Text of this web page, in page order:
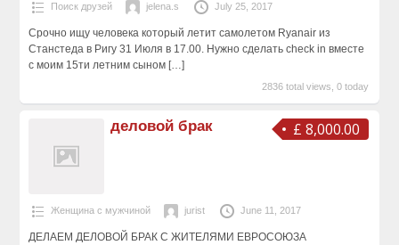
Поиск друзей jelena.s July 25, 2017
Срочно ищу человека который летит самолетом Ryanair из
Станстеда в Ригу 31 Июля в 17.00. Нужно сделать check in вместе
с моим 15ти летним сыном […]
2836 total views, 0 today
£ 8,000.00
деловой брак
Женщина с мужчиной jurist June 11, 2017
ДЕЛАЕМ ДЕЛОВОЙ БРАК С ЖИТЕЛЯМИ ЕВРОСОЮЗА